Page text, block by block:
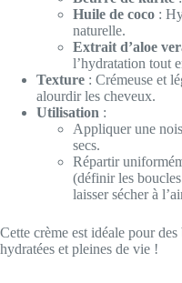
Huile de coco :
naturelle.
Extrait d’aloe
l’hydratation tout
Texture : Crémeuse et
alourdir les cheveux.
Utilisation :
Appliquer une
secs.
Répartir
(définir les
laisser sécher à
Cette crème est idéale pour
hydratées et pleines de vie !